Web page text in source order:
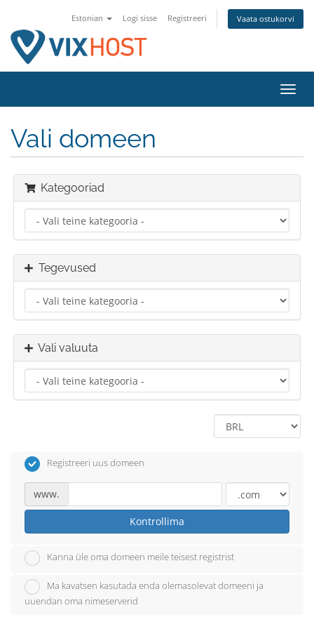
Estonian Logi sisse Registreeri Vaata ostukorvi
Vali domeen
Kategooriad
Tegevused
Vali valuuta
Registreeri uus domeen
www.
Kontrollima
Kanna üle oma domeen meile teisest registrist
Ma kavatsen kasutada enda olemasolevat domeeni ja
uuendan oma nimeserverid